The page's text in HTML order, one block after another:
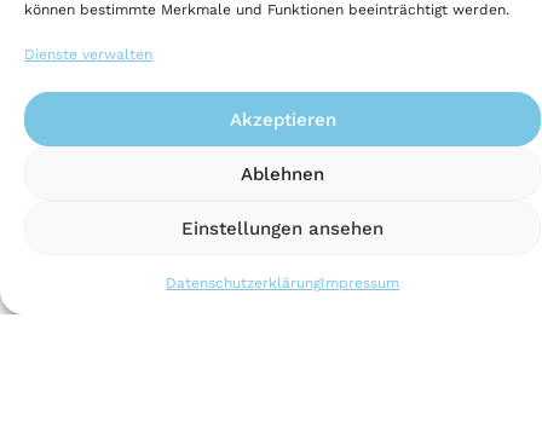
können bestimmte Merkmale und Funktionen beeinträchtigt werden.
Dienste verwalten
Akzeptieren
Ablehnen
Einstellungen ansehen
DatenschutzerklärungImpressum